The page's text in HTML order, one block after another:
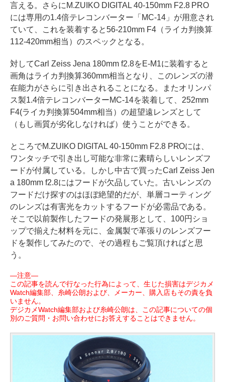
言える。さらにM.ZUIKO DIGITAL 40-150mm F2.8 PRO
には専用の1.4倍テレコンバーター「MC-14」が用意され
ていて、これを装着すると56-210mm F4（ライカ判換算
112-420mm相当）のスペックとなる。
対してCarl Zeiss Jena 180mm f2.8をE-M1に装着すると
画角はライカ判換算360mm相当となり、このレンズの潜
在能力がさらに引き出されることになる。またオリンパ
ス製1.4倍テレコンバーターMC-14を装着して、252mm
F4(ライカ判換算504mm相当）の超望遠レンズとして
（もし画質が劣化しなければ）使うことができる。
ところでM.ZUIKO DIGITAL 40-150mm F2.8 PROには、
ワンタッチで引き出し可能な非常に素晴らしいレンズフ
ードが付属している。しかし中古で買ったCarl Zeiss Jen
a 180mm f2.8にはフードが欠品していた。古いレンズの
フードだけ探すのはほぼ絶望的だが、単層コーティング
のレンズは有害光をカットするフードが必需品である。
そこで以前製作したフードの発展形として、100円ショ
ップで揃えた材料を元に、金属製で革張りのレンズフー
ドを製作してみたので、その過程もご覧頂ければと思
う。
―注意―
この記事を読んで行なった行為によって、生じた損害はデジカメ
Watch編集部、糸崎公朗および、メーカー、購入店もその責を負
いません。
デジカメWatch編集部および糸崎公朗は、この記事についての個
別のご質問・お問い合わせにお答えすることはできません。